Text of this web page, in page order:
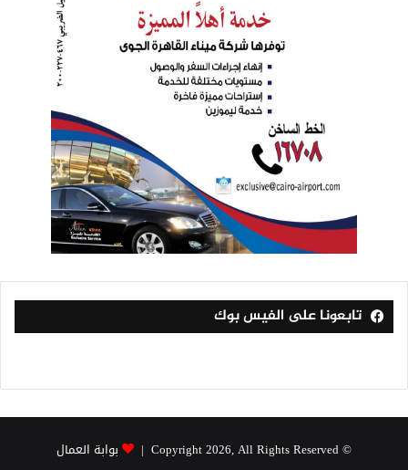
تابعونا على الفيس بوك
© Copyright 2026, All Rights Reserved | بوابة العمال